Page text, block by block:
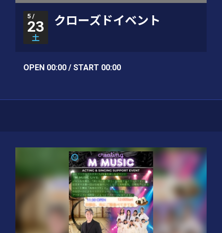
5 /
23
土
クローズドイベント
OPEN 00:00 / START 00:00